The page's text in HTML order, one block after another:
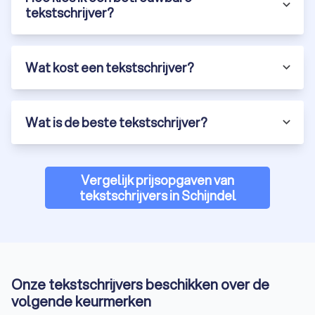
Tekstschrijvers gezocht in Schijndel? Trustoo
helpt je verder
Professionele freelance tekstschrijver gezocht die jouw
boodschap helder en overtuigend overbrengt? Of wil je
vindbaarheid en impact? Bij Trustoo vind je eenvoudig ervaren
en deskundige tekstschrijvers in Schijndel die perfect
Een goede tekstschrijver helpt je niet alleen met pakkende en
foutloze content, maar zorgt er ook voor dat jouw teksten
beter scoren in zoekmachines. Of het nu gaat om
webteksten, blogs, productbeschrijvingen of andere content:
tekstschrijver?
Wat kost een tekstschrijver?
Wat is de beste tekstschrijver?
Vergelijk prijsopgaven van
tekstschrijvers in Schijndel
Onze tekstschrijvers beschikken over de
volgende keurmerken